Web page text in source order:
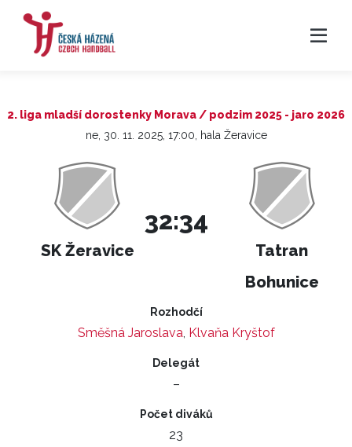
2. liga mladší dorostenky Morava / podzim 2025 - jaro 2026
ne, 30. 11. 2025, 17:00, hala Žeravice
SK Žeravice
32:34
Tatran
Bohunice
Rozhodčí
Směšná Jaroslava, Klvaňa Kryštof
Delegát
–
Počet diváků
23